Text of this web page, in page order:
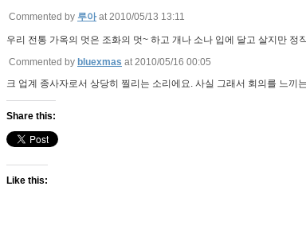
Commented by 루아at 2010/05/13 13:11
우리 전통 가옥의 멋은 조화의 멋~ 하고 개나 소나 입에 달고 살지만
Commented by bluexmas at 2010/05/16 00:05
크 업계 종사자로서 상당히 찔리는 소리에요. 사실 그래서 회의를 느끼
Share this:
Like this: